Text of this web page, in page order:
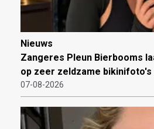
Nieuws
Zangeres Pleun Bierbooms
op zeer zeldzame bikinifoto's
07-08-2026